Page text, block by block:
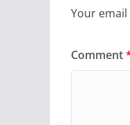
Your
Comment